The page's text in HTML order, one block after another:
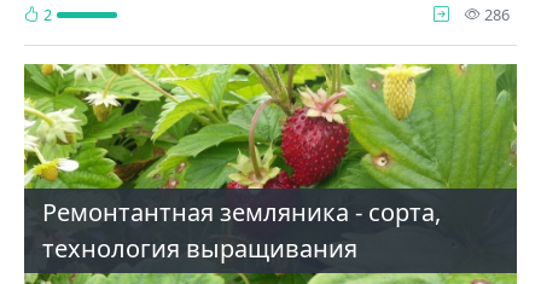
2 286
Ремонтантная земляника - сорта,
технология выращивания